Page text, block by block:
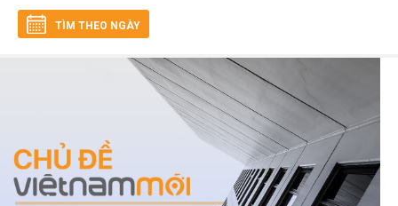
TÌM THEO NGÀY